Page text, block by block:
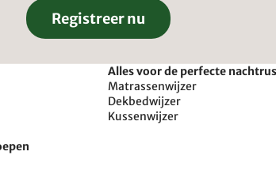
Registreer nu
Alles voor de perfecte
Matrassenwijzer
Dekbedwijzer
Kussenwijzer